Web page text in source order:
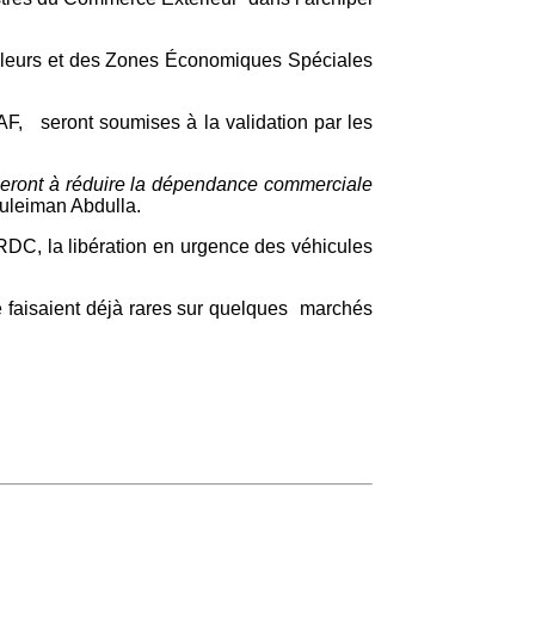
et des Zones Économiques Spéciales
seront soumises à la validation par les
à réduire la dépendance commerciale
Abdulla.
la libération en urgence des véhicules
faisaient déjà rares sur quelques marchés